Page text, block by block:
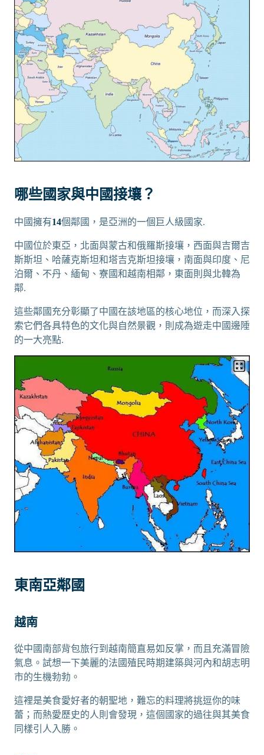
哪些國家與中國接壤？
中國擁有14個鄰國，是亞洲的一個巨人級國家.
中國位於東亞，北面與蒙古和俄羅斯接壤，西面與吉爾吉
斯斯坦、哈薩克斯坦和塔吉克斯坦接壤，南面與印度、尼
泊爾、不丹、緬甸、寮國和越南相鄰，東面則與北韓為
鄰.
這些鄰國充分彰顯了中國在該地區的核心地位，而深入探
索它們各具特色的文化與自然景觀，則成為遊走中國邊陲
的一大亮點.
東南亞鄰國
越南
從中國南部背包旅行到越南簡直易如反掌，而且充滿冒險
氣息。試想一下美麗的法國殖民時期建築與河內和胡志明
市的生機勃勃。
這裡是美食愛好者的朝聖地，難忘的料理將挑逗你的味
蕾；而熱愛歷史的人則會發現，這個國家的過往與其美食
同樣引人入勝。